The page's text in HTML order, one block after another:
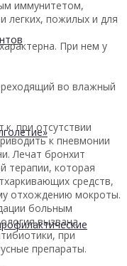
иммунитетом,
легких, пожилых и для
При нем у
во влажный
при отсутствии
к пневмонии
Лечат бронхит
терапии, которая
средств,
отхождению мокроты.
больным
вызвана
при
препараты.